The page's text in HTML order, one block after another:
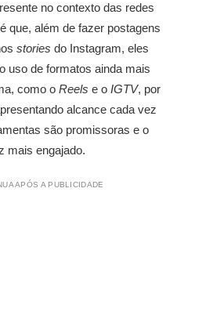
no contexto das redes
que, além de fazer postagens
stories do Instagram, eles
uso de formatos ainda mais
como o Reels e o IGTV, por
alcance cada vez
são promissoras e o
mais engajado.
APÓS A PUBLICIDADE